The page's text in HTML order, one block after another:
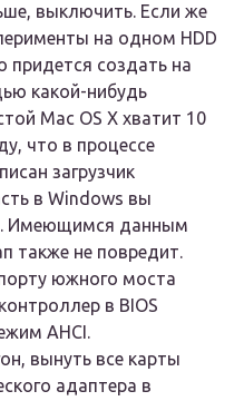
выключить. Eсли же
на одном HDD
придется создать на
какой-нибудь
Mac OS X хватит 10
что в процессе
загрузчик
в Windows вы
Имеющимся данным
также не повредит.
южного моста
в BIOS
AHCI.
вынуть все карты
адаптера в